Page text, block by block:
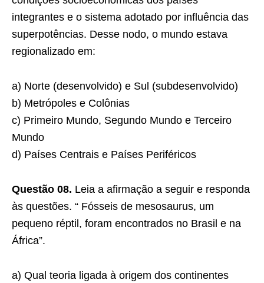
integrantes e o sistema adotado por influência das
superpotências. Desse nodo, o mundo estava
regionalizado em:
a) Norte (desenvolvido) e Sul (subdesenvolvido)
b) Metrópoles e Colônias
c) Primeiro Mundo, Segundo Mundo e Terceiro
Mundo
d) Países Centrais e Países Periféricos
Questão 08. Leia a afirmação a seguir e responda
às questões. “ Fósseis de mesosaurus, um
pequeno réptil, foram encontrados no Brasil e na
África”.
a) Qual teoria ligada à origem dos continentes